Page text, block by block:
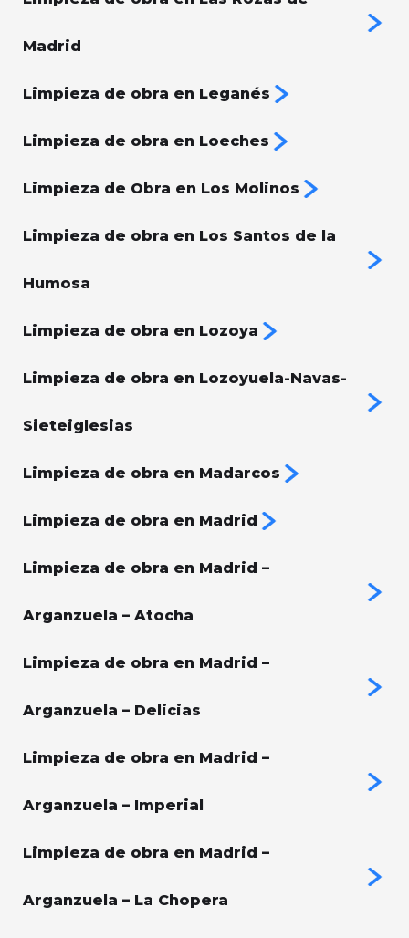
Madrid
Limpieza de obra en Leganés
Limpieza de obra en Loeches
Limpieza de Obra en Los Molinos
Limpieza de obra en Los Santos de la
Humosa
Limpieza de obra en Lozoya
Limpieza de obra en Lozoyuela-Navas-
Sieteiglesias
Limpieza de obra en Madarcos
Limpieza de obra en Madrid
Limpieza de obra en Madrid –
Arganzuela – Atocha
Limpieza de obra en Madrid –
Arganzuela – Delicias
Limpieza de obra en Madrid –
Arganzuela – Imperial
Limpieza de obra en Madrid –
Arganzuela – La Chopera